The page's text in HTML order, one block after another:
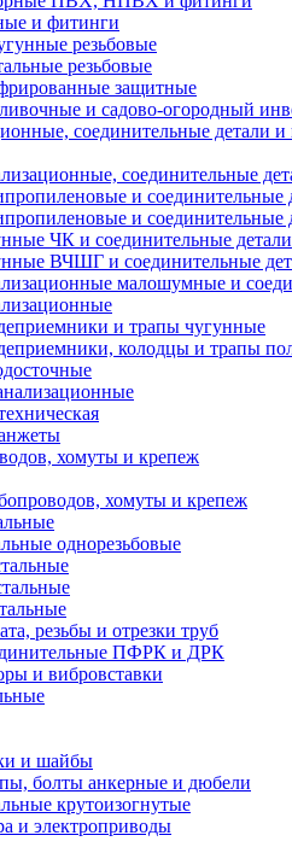
и фитинги
резьбовые
резьбовые
защитные
и садово-огородный
соединительные детали и
соединительные
и соединительные
и соединительные
ЧК и соединительные детали
ВЧШГ и соединительные
малошумные и
и трапы чугунные
колодцы и трапы
хомуты и крепеж
хомуты и крепеж
однорезьбовые
резьбы и отрезки труб
ПФРК и ДРК
и вибровставки
и шайбы
болты анкерные и дюбели
крутоизогнутые
и электроприводы